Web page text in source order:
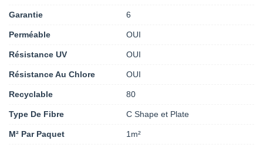
Garantie 6
Perméable OUI
Résistance UV OUI
Résistance Au Chlore OUI
Recyclable 80
Type De Fibre C Shape et Plate
M² Par Paquet 1m²